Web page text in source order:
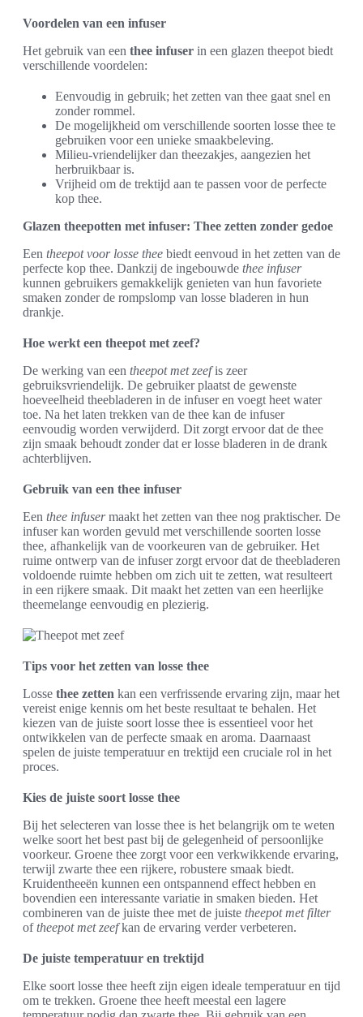
Voordelen van een infuser
Het gebruik van een thee infuser in een glazen theepot biedt
verschillende voordelen:
Eenvoudig in gebruik; het zetten van thee gaat snel en
zonder rommel.
De mogelijkheid om verschillende soorten losse thee te
gebruiken voor een unieke smaakbeleving.
Milieu-vriendelijker dan theezakjes, aangezien het
herbruikbaar is.
Vrijheid om de trektijd aan te passen voor de perfecte
kop thee.
Glazen theepotten met infuser: Thee zetten zonder gedoe
Een theepot voor losse thee biedt eenvoud in het zetten van de
perfecte kop thee. Dankzij de ingebouwde thee infuser
kunnen gebruikers gemakkelijk genieten van hun favoriete
smaken zonder de rompslomp van losse bladeren in hun
drankje.
Hoe werkt een theepot met zeef?
De werking van een theepot met zeefis zeer
gebruiksvriendelijk. De gebruiker plaatst de gewenste
hoeveelheid theebladeren in de infuser en voegt heet water
toe. Na het laten trekken van de thee kan de infuser
eenvoudig worden verwijderd. Dit zorgt ervoor dat de thee
zijn smaak behoudt zonder dat er losse bladeren in de drank
achterblijven.
Gebruik van een thee infuser
Een thee infusermaakt het zetten van thee nog praktischer. De
infuser kan worden gevuld met verschillende soorten losse
thee, afhankelijk van de voorkeuren van de gebruiker. Het
ruime ontwerp van de infuser zorgt ervoor dat de theebladeren
voldoende ruimte hebben om zich uit te zetten, wat resulteert
in een rijkere smaak. Dit maakt het zetten van een heerlijke
theemelange eenvoudig en plezierig.
Tips voor het zetten van losse thee
Losse thee zetten kan een verfrissende ervaring zijn, maar het
vereist enige kennis om het beste resultaat te behalen. Het
kiezen van de juiste soort losse thee is essentieel voor het
ontwikkelen van de perfecte smaak en aroma. Daarnaast
spelen de juiste temperatuur en trektijd een cruciale rol in het
proces.
Kies de juiste soort losse thee
Bij het selecteren van losse thee is het belangrijk om te weten
welke soort het best past bij de gelegenheid of persoonlijke
voorkeur. Groene thee zorgt voor een verkwikkende ervaring,
terwijl zwarte thee een rijkere, robustere smaak biedt.
Kruidentheeën kunnen een ontspannend effect hebben en
bovendien een interessante variatie in smaken bieden. Het
combineren van de juiste thee met de juiste theepot met filter
oftheepot met zeefkan de ervaring verder verbeteren.
De juiste temperatuur en trektijd
Elke soort losse thee heeft zijn eigen ideale temperatuur en tijd
om te trekken. Groene thee heeft meestal een lagere